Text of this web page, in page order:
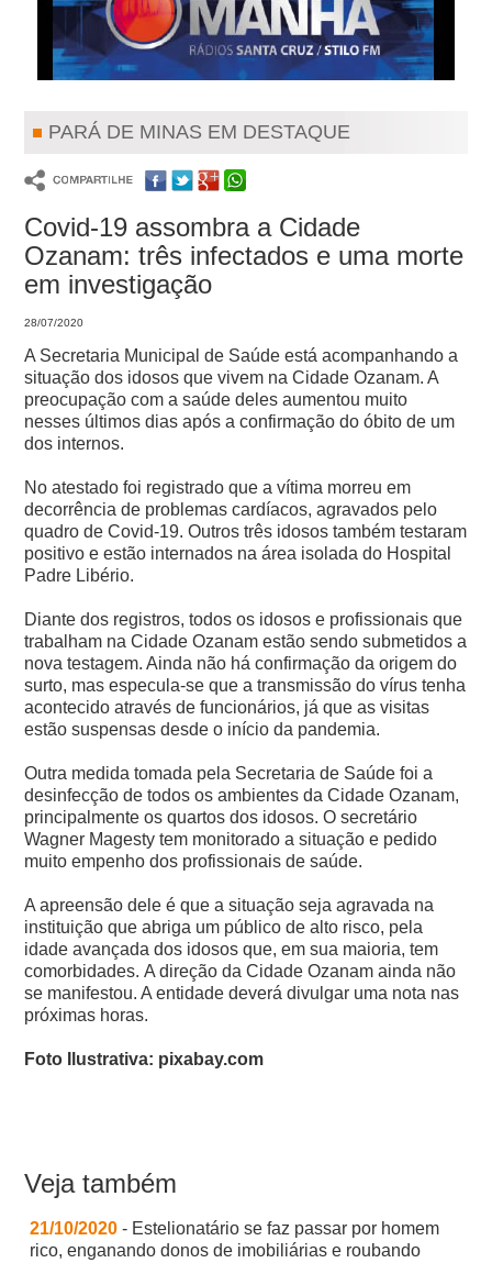
PARÁ DE MINAS EM DESTAQUE
Covid-19 assombra a Cidade
Ozanam: três infectados e uma morte
em investigação
28/07/2020
A Secretaria Municipal de Saúde está acompanhando a
situação dos idosos que vivem na Cidade Ozanam. A
preocupação com a saúde deles aumentou muito
nesses últimos dias após a confirmação do óbito de um
dos internos.
No atestado foi registrado que a vítima morreu em
decorrência de problemas cardíacos, agravados pelo
quadro de Covid-19. Outros três idosos também testaram
positivo e estão internados na área isolada do Hospital
Padre Libério.
Diante dos registros, todos os idosos e profissionais que
trabalham na Cidade Ozanam estão sendo submetidos a
nova testagem. Ainda não há confirmação da origem do
surto, mas especula-se que a transmissão do vírus tenha
acontecido através de funcionários, já que as visitas
estão suspensas desde o início da pandemia.
Outra medida tomada pela Secretaria de Saúde foi a
desinfecção de todos os ambientes da Cidade Ozanam,
principalmente os quartos dos idosos. O secretário
Wagner Magesty tem monitorado a situação e pedido
muito empenho dos profissionais de saúde.
A apreensão dele é que a situação seja agravada na
instituição que abriga um público de alto risco, pela
idade avançada dos idosos que, em sua maioria, tem
comorbidades.A direção da Cidade Ozanam ainda não
se manifestou. A entidade deverá divulgar uma nota nas
próximas horas.
Foto Ilustrativa: pixabay.com
Veja também
21/10/2020 - Estelionatário se faz passar por homem
rico, enganando donos de imobiliárias e roubando